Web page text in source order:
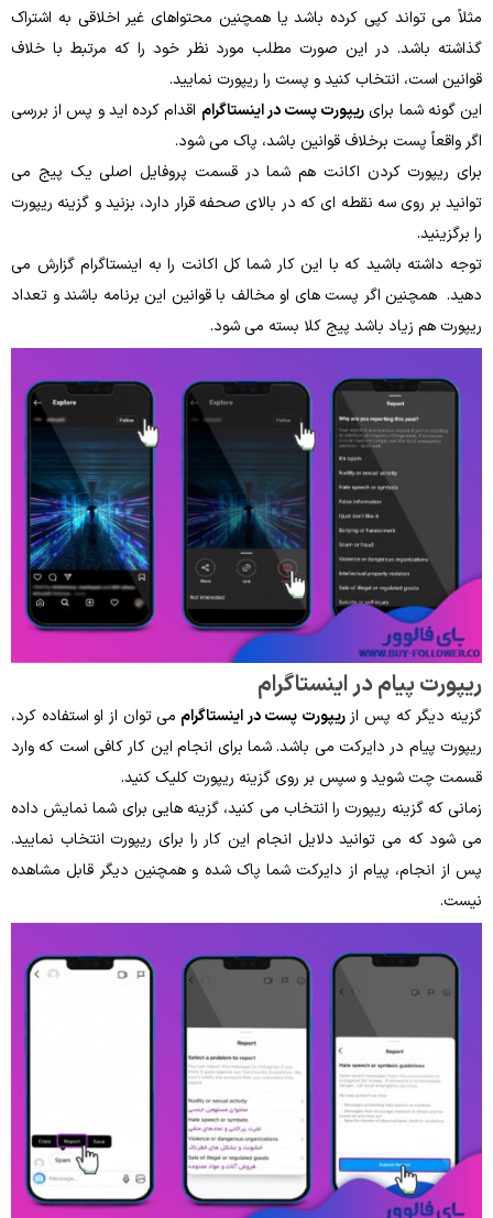
مثلاً می‌ تواند کپی کرده باشد یا همچنین محتواهای غیر اخلاقی به اشتراک
گذاشته باشد. در این صورت مطلب مورد نظر خود را که مرتبط با خلاف
قوانین است، انتخاب کنید و پست را ریپورت نمایید.
این‌ گونه شما برایریپورت پست در اینستاگرام اقدام کرده اید و پس‌ از بررسی
اگر واقعاً پست برخلاف قوانین باشد، پاک می شود.
برای ریپورت کردن اکانت هم شما در قسمت پروفایل اصلی یک پیج می‌
توانید بر روی سه نقطه‌ ای که در بالای صحفه قرار دارد، بزنید و گزینه ریپورت
را برگزینید.
توجه داشته باشید که با این کار شما کل اکانت را به اینستاگرام گزارش می
دهید. همچنین اگر پست‌ های او مخالف با قوانین این برنامه باشند و تعداد
ریپورت هم زیاد باشد پیج کلا بسته می‌ شود.
ریپورت پیام در اینستاگرام
گزینه دیگر که پس ازریپورت پست در اینستاگرام می‌ توان از او استفاده کرد،
ریپورت پیام در دایرکت می‌ باشد. شما برای انجام این کار کافی است که وارد
قسمت چت شوید و سپس بر روی گزینه ریپورت کلیک کنید.
زمانی‌ که گزینه ریپورت را انتخاب می کنید، گزینه‌ هایی برای شما نمایش داده
می‌ شود که می‌ توانید دلایل انجام این کار را برای ریپورت انتخاب نمایید.
پس‌ از انجام، پیام از دایرکت شما پاک شده و همچنین دیگر قابل‌ مشاهده
نیست.